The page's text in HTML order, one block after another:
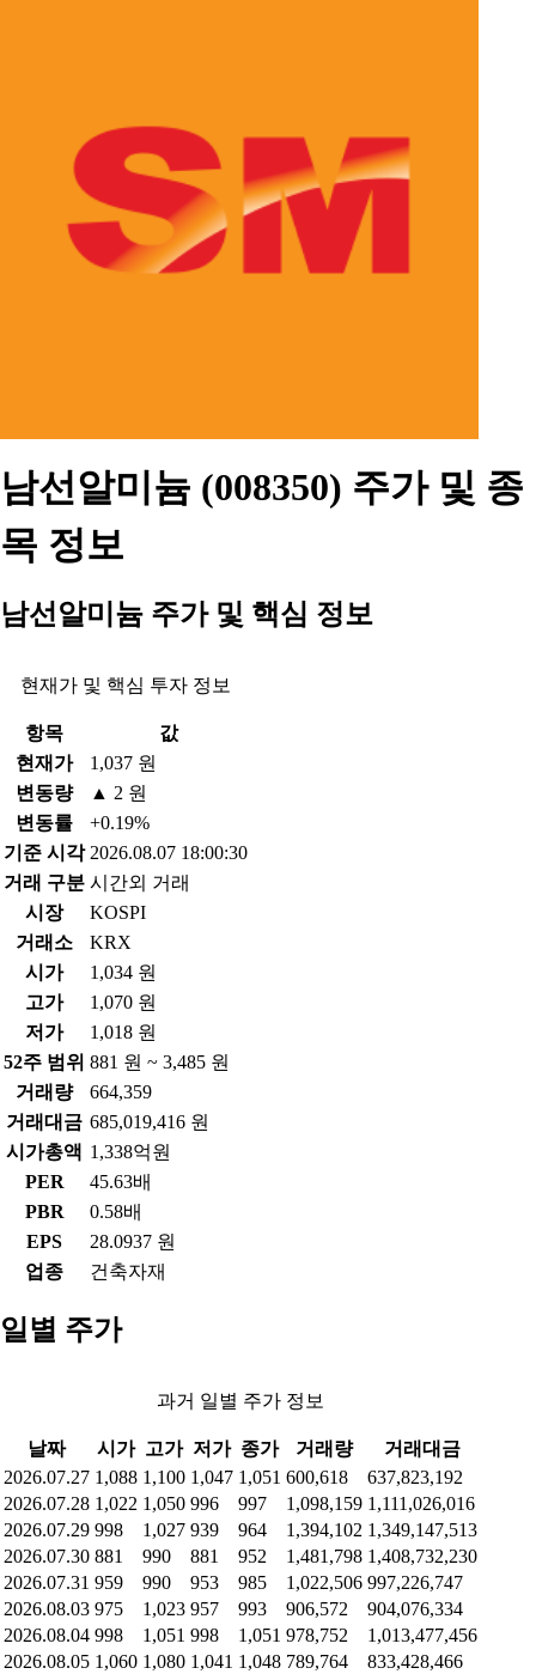
남선알미늄 (008350) 주가 및 종
목 정보
남선알미늄 주가 및 핵심 정보
현재가 및 핵심 투자 정보
항목
값
현재가
1,037 원
변동량
▲ 2 원
변동률
+0.19%
기준 시각 2026.08.07 18:00:30
거래 구분 시간외 거래
시장
KOSPI
거래소
KRX
시가
1,034 원
고가
1,070 원
저가
1,018 원
52주 범위 881 원 ~ 3,485 원
거래량
664,359
거래대금 685,019,416 원
시가총액 1,338억원
PER
45.63배
PBR
0.58배
EPS
28.0937 원
업종
건축자재
일별 주가
과거 일별 주가 정보
날짜 시가 고가 저가 종가 거래량
거래대금
2026.07.27 1,088 1,100 1,047 1,051 600,618
637,823,192
2026.07.28 1,022 1,050 996 997 1,098,159 1,111,026,016
2026.07.29 998 1,027 939 964 1,394,102 1,349,147,513
2026.07.30 881 990 881 952 1,481,798 1,408,732,230
2026.07.31 959 990 953 985 1,022,506 997,226,747
2026.08.03 975 1,023 957 993 906,572
904,076,334
2026.08.04 998 1,051 998 1,051 978,752
1,013,477,456
2026.08.05 1,060 1,080 1,041 1,048 789,764 833,428,466